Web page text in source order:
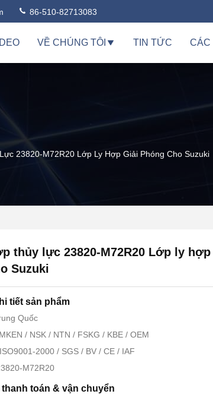
86-510-82713083
VỀ CHÚNG TÔI TIN TỨC CÁC
23820-M72R20 Lớp Ly Hợp Giải Phóng Cho Suzuki
thủy lực 23820-M72R20 Lớp ly
Suzuki
tiết sản phẩm
Quốc
/ NSK / NTN / FSKG / KBE / OEM
2000 / SGS / BV / CE / IAF
M72R20
toán & vận chuyển